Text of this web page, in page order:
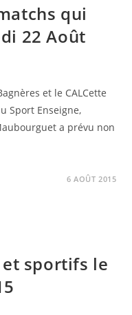
qui
22 Août
et le CALCette
Sport Enseigne,
a prévu non
6 AOÛT 2015
sportifs le